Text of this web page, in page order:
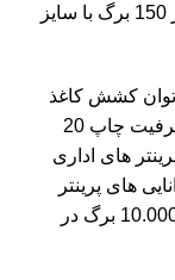
را دارد . حجم مخزن ورودی کاغذ این پرینتر 150 برگ با سایز
و حداکثر توان کشش کاغذ
کش دستگاه کاغذ 165 گرمی می باشد . ظرفیت چاپ 20
های اداری
های پرینتر
135w لیزری اچ پی میباشد. ظرفیت چاپ 10.000 برگ در